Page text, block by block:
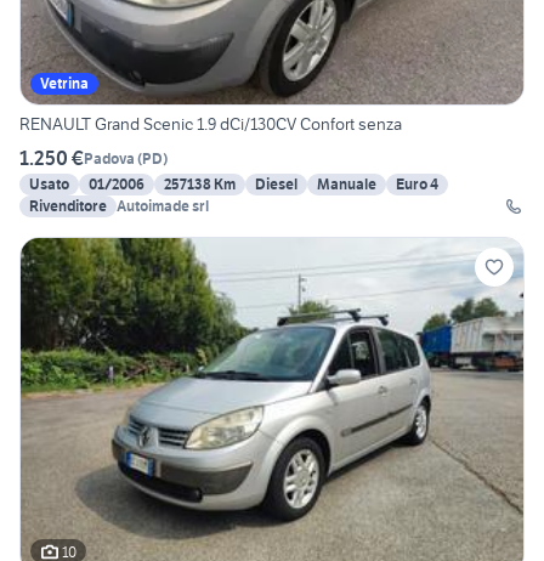
Vetrina
RENAULT Grand Scenic 1.9 dCi/130CV Confort senza
1.250 €Padova (PD)
Usato
01/2006 257138 Km Diesel Manuale
Euro 4
Rivenditore Autoimade srl
10